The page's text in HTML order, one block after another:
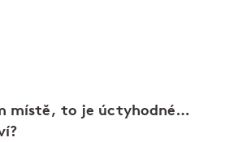
místě, to je úctyhodné…